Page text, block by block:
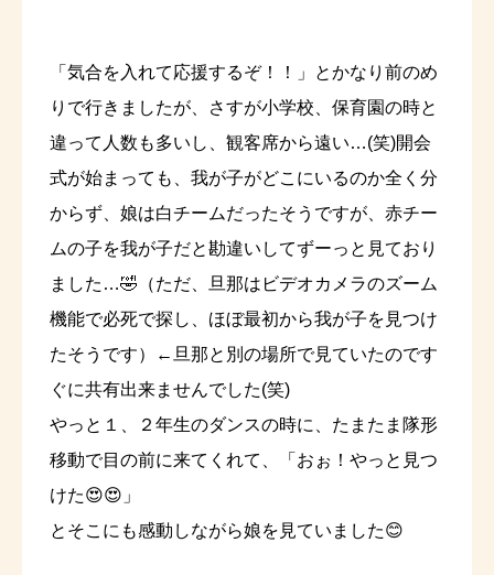
「気合を入れて応援するぞ！！」とかなり前のめ
りで行きましたが、さすが小学校、保育園の時と
違って人数も多いし、観客席から遠い…(笑)開会
式が始まっても、我が子がどこにいるのか全く分
からず、娘は白チームだったそうですが、赤チー
ムの子を我が子だと勘違いしてずーっと見ており
ました…🤣（ただ、旦那はビデオカメラのズーム
機能で必死で探し、ほぼ最初から我が子を見つけ
たそうです）←旦那と別の場所で見ていたのです
ぐに共有出来ませんでした(笑)
やっと１、２年生のダンスの時に、たまたま隊形
移動で目の前に来てくれて、「おぉ！やっと見つ
けた😍😍」
とそこにも感動しながら娘を見ていました😊